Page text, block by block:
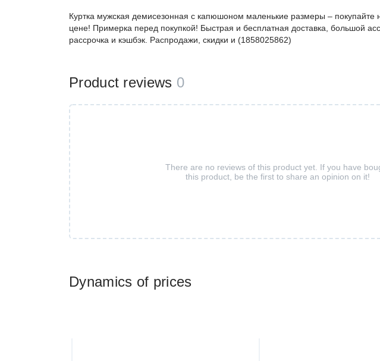
Dynamics of prices
Куртка мужская демисезонная с капюшоном маленькие размеры – покупайте
цене! Примерка перед покупкой! Быстрая и бесплатная доставка, большой
рассрочка и кэшбэк. Распродажи, скидки и (1858025862)
Product reviews 0
There are no reviews of this product yet. If you have
this product, be the first to share an opinion on it!